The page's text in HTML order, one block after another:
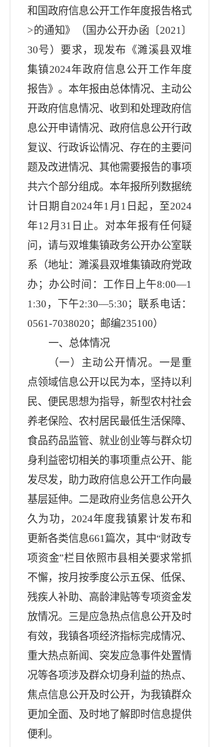
和国政府信息公开工作年度报告格式
>的通知》（国办公开办函〔2021〕
30号）要求，现发布《濉溪县双堆
集镇2024年政府信息公开工作年度
报告》。本年报由总体情况、主动公
开政府信息情况、收到和处理政府信
息公开申请情况、政府信息公开行政
复议、行政诉讼情况、存在的主要问
题及改进情况、其他需要报告的事项
共六个部分组成。本年报所列数据统
计日期自 2024年1 月 1 日起，至2024
年12 月 31 日止。对本年报有任何疑
问，请与双堆集镇政务公开办公室联
系（地址：濉溪县双堆集镇政府党政
办；办公时间：工作日上午8:00—1
1:30 ，下午2:30—5:30；联系电话：
0561-7038020；邮编235100）
一、总体情况
（一）主动公开情况。一是重
点领域信息公开以民为本，坚持以利
民、便民思想为指导，新型农村社会
养老保险、农村居民最低生活保障、
食品药品监管、就业创业等与群众切
身利益密切相关的事项重点公开、能
发尽发，助力政府信息公开工作向最
基层延伸。二是政府业务信息公开久
久为功， 2024年度我镇累计发布和
更新各类信息661篇次，其中“财政专
项资金”栏目依照市县相关要求常抓
不懈，按月按季度公示五保、低保、
残疾人补助、高龄津贴等专项资金发
放情况。三是应急热点信息公开及时
有效， 我镇各项经济指标完成情况、
重大热点新闻、突发应急事件处置情
况等各项涉及群众切身利益的热点、
焦点信息公开及时公开，为我镇群众
更加全面、及时地了解即时信息提供
便利。